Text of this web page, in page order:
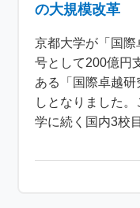
の大規模改革
京都大学が「国
号として200億円
ある「国際卓越
しとなりました
学に続く国内3校